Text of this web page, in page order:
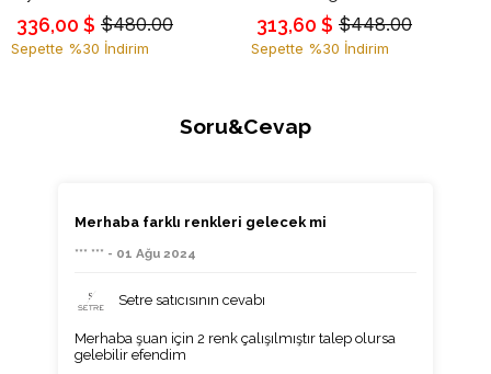
$480.00
336,00 $
Sepette %30 İndirim
$448.00
313,60 $
Sepette %30 İndirim
Soru&Cevap
Merhaba farklı renkleri gelecek mi
*** *** - 01 Ağu 2024
Setre satıcısının cevabı
Merhaba şuan için 2 renk çalışılmıştır talep olursa
gelebilir efendim